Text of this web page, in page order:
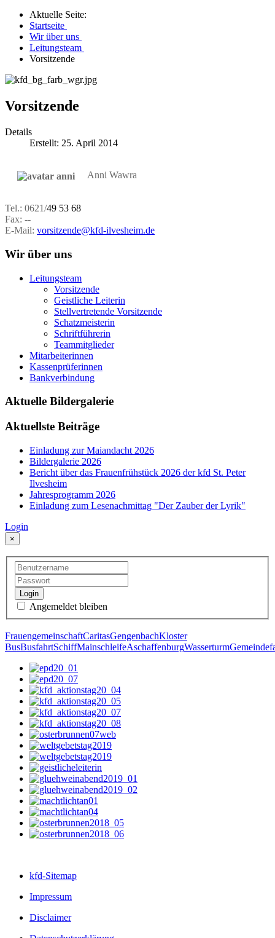
Aktuelle Seite:
Startseite
Wir über uns
Leitungsteam
Vorsitzende
Vorsitzende
Details
Erstellt: 25. April 2014
Anni Wawra
Tel.: 0621/49 53 68
Fax: --
E-Mail: vorsitzende@kfd-ilvesheim.de
Wir über uns
Leitungsteam
Vorsitzende
Geistliche Leiterin
Stellvertretende Vorsitzende
Schatzmeisterin
Schriftführerin
Teammitglieder
Mitarbeiterinnen
Kassenprüferinnen
Bankverbindung
Aktuelle Bildergalerie
Aktuellste Beiträge
Einladung zur Maiandacht 2026
Bildergalerie 2026
Bericht über das Frauenfrühstück 2026 der kfd St. Peter
Ilvesheim
Jahresprogramm 2026
Einladung zum Lesenachmittag "Der Zauber der Lyrik"
Login
×
Login
Angemeldet bleiben
FrauengemeinschaftCaritasGengenbachKloster
BusBusfahrtSchiffMainschleifeAschaffenburgWasserturm
kfd-Sitemap
Impressum
Disclaimer